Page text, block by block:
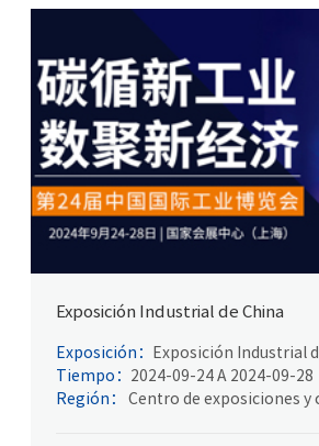
Exposición Industrial de China
Exposición：
Exposición Industrial
Tiempo： 2024-09-24 A 2024-09-28
Región：
Centro de exposiciones y